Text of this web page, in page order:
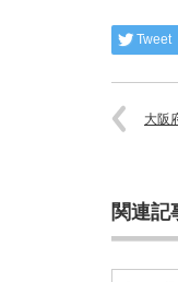
Tweet
大阪
関連記